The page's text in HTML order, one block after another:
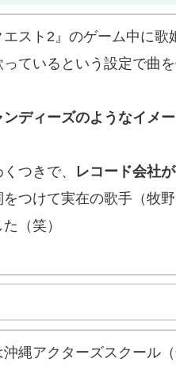
エスト2』のゲーム中に歌
ているという設定で曲
ンディーズのようなイメ
つきで、 レコード会社
をつけて実在の歌手（牧
（笑）
沖縄アクターズスクール